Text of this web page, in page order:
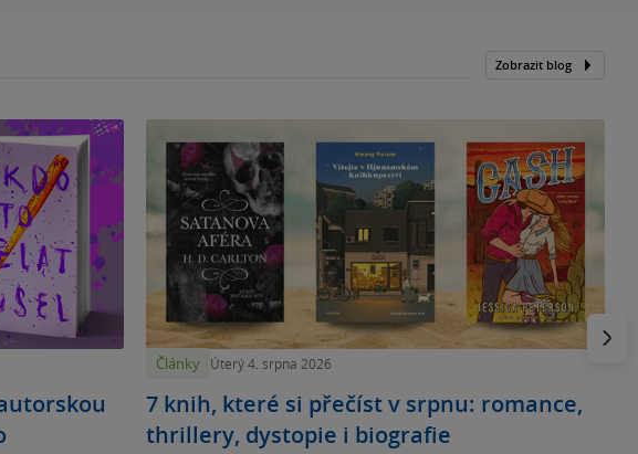
Zobrazit blog
Články Úterý 4. srpna 2026
7 knih, které si přečíst v srpnu: romance,
thrillery, dystopie i biografie